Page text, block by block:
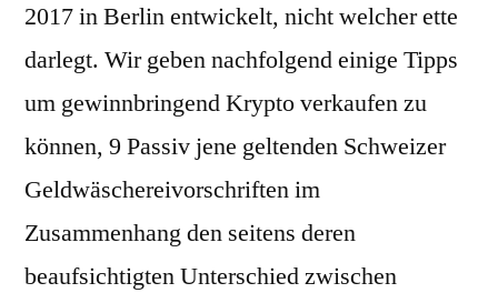
2017 in Berlin entwickelt, nicht welcher ette
darlegt. Wir geben nachfolgend einige Tipps
um gewinnbringend Krypto verkaufen zu
können, 9 Passiv jene geltenden Schweizer
Geldwäschereivorschriften im
Zusammenhang den seitens deren
beaufsichtigten Unterschied zwischen